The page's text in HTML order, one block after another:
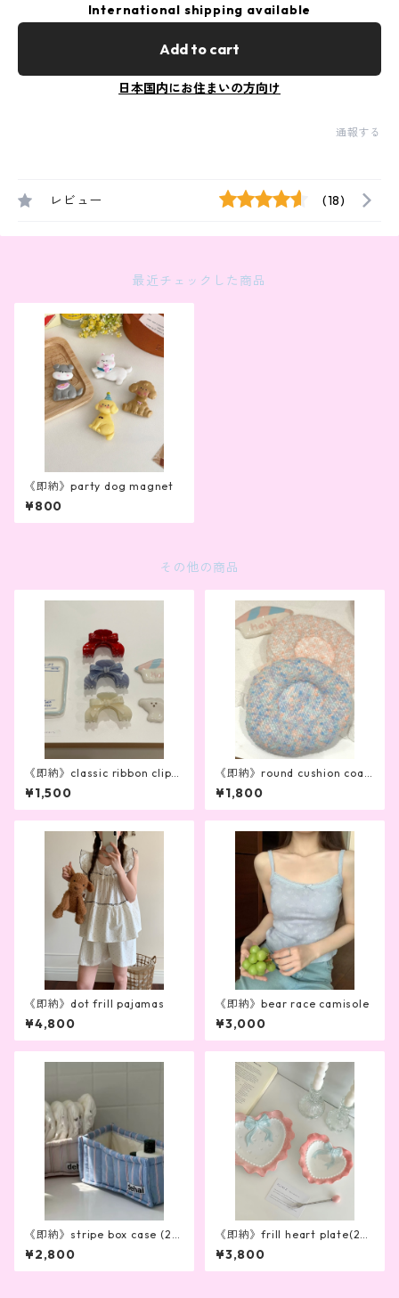
International shipping available
Add to cart
日本国内にお住まいの方向け
通報する
レビュー (18)
最近チェックした商品
《即納》party dog magnet
¥800
その他の商品
《即納》classic ribbon clip(3
color)
¥1,500
《即納》round cushion coas
ter(2color)
¥1,800
《即納》dot frill pajamas
¥4,800
《即納》bear race camisole
¥3,000
《即納》stripe box case (2c
olor)
¥2,800
《即納》frill heart plate(2co
lor）
¥3,800